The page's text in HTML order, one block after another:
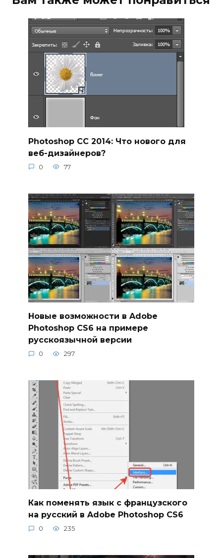
Photoshop CC 2014: Что нового для
веб-дизайнеров?
0 77
Новые возможности в Adobe
Photoshop CS6 на примере
русскоязычной версии
0 297
Как поменять язык с французского
на русский в Adobe Photoshop CS6
0 235